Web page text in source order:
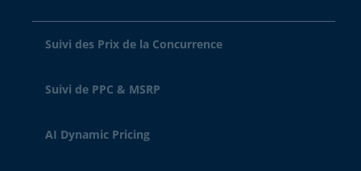
Suivi des Prix de la Concurrence
Suivi de PPC & MSRP
AI Dynamic Pricing